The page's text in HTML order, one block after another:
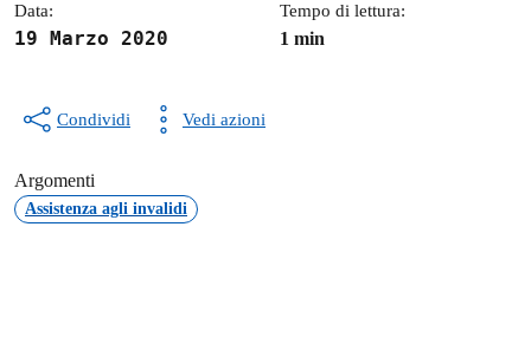
Data:
19 Marzo 2020
Tempo di lettura:
1 min
Condividi Vedi azioni
Argomenti
Assistenza agli invalidi